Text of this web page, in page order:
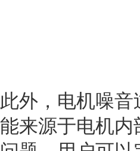
此外，电机噪
能来源于电机